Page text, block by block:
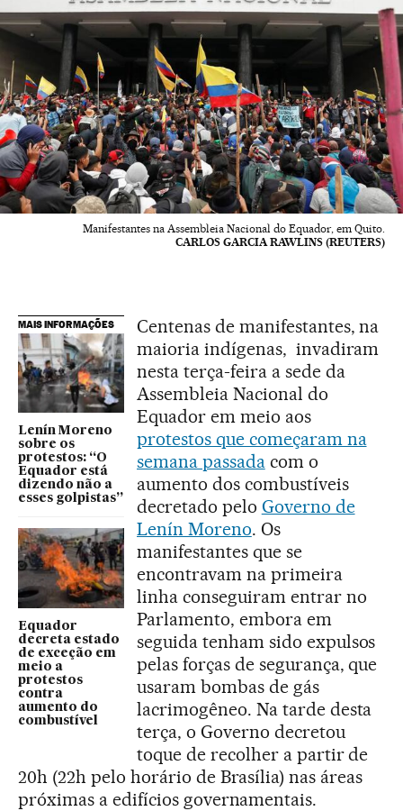
Manifestantes na Assembleia Nacional do Equador, em Quito.
CARLOS GARCIA RAWLINS (REUTERS)
MAIS INFORMAÇÕES
Lenín Moreno
sobre os
protestos: “O
Equador está
dizendo não a
esses golpistas”
Equador
decreta estado
de exceção em
meio a
protestos
contra
aumento do
combustível
Centenas de manifestantes, na
maioria indígenas, invadiram
nesta terça-feira a sede da
Assembleia Nacional do
Equador em meio aos
protestos que começaram na
semana passadacom o
aumento dos combustíveis
decretado pelo Governo de
Lenín Moreno. Os
manifestantes que se
encontravam na primeira
linha conseguiram entrar no
Parlamento, embora em
seguida tenham sido expulsos
pelas forças de segurança, que
usaram bombas de gás
lacrimogêneo. Na tarde desta
terça, o Governo decretou
toque de recolher a partir de
20h (22h pelo horário de Brasília) nas áreas
próximas a edifícios governamentais.